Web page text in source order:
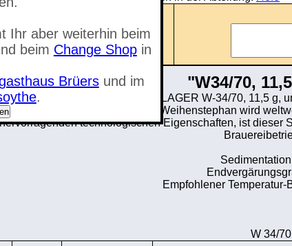
Ihr aber weiterhin beim
beim Change Shopin
Brüersund im
.
Anzahl der Artikel: 0
Gesamtwert: 0,00 €
"W34/70,
SAFLAGER W-34/70, 11,5 g,
bekannte Hefestamm aus Weihenstephan wird
hervorragenden technologischen Eigenschaften, ist dieser
Empfohlener Temperatur-
W 34/70